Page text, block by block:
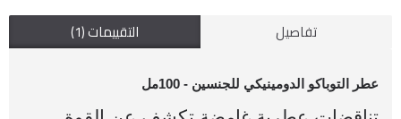
تفاصيل التقييمات (1)
عطر التوباكو الدومينيكي للجنسين - 100مل